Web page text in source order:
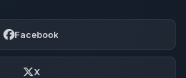
Facebook
X